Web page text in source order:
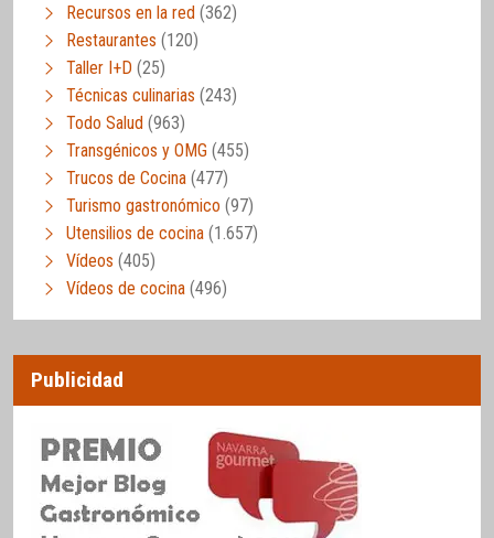
Recursos en la red (362)
Restaurantes (120)
Taller I+D (25)
Técnicas culinarias (243)
Todo Salud (963)
Transgénicos y OMG (455)
Trucos de Cocina (477)
Turismo gastronómico (97)
Utensilios de cocina (1.657)
Vídeos (405)
Vídeos de cocina (496)
Publicidad